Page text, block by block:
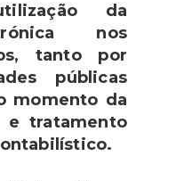
da
nos
tanto por
públicas
momento da
e tratamento